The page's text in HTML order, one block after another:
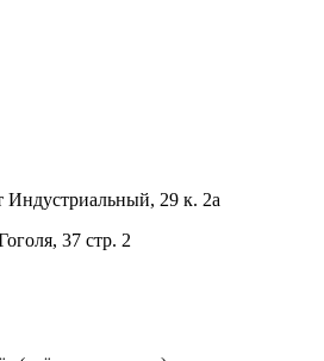
Индустриальный, 29 к. 2а
37 стр. 2